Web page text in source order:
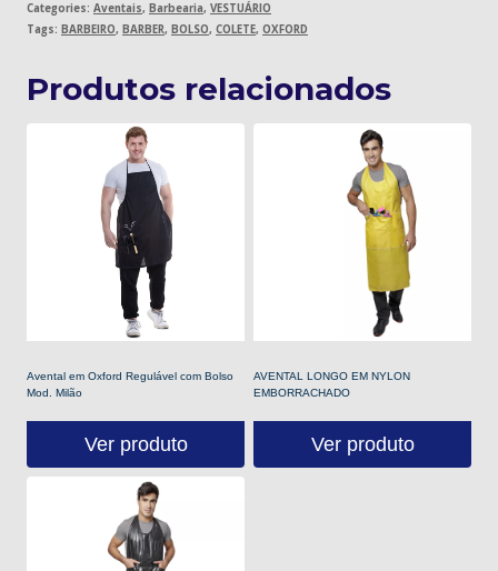
Categories: Aventais, Barbearia, VESTUÁRIO
Tags: BARBEIRO, BARBER, BOLSO, COLETE, OXFORD
Produtos relacionados
Avental em Oxford Regulável com Bolso
Mod. Milão
Ver produto
AVENTAL LONGO EM NYLON
EMBORRACHADO
Ver produto